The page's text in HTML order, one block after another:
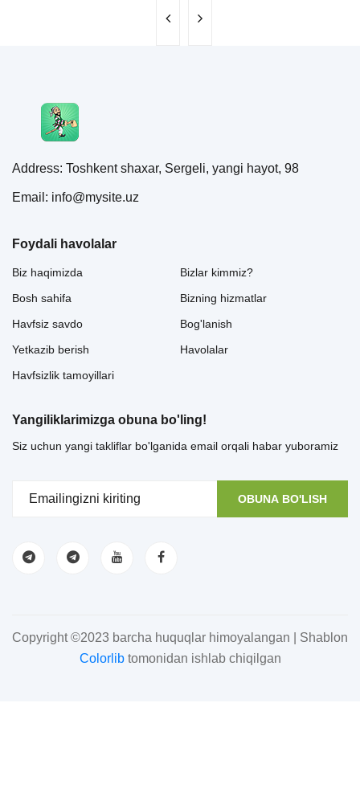
Address: Toshkent shaxar, Sergeli, yangi hayot, 98
Email: info@mysite.uz
Foydali havolalar
Biz haqimizda
Bosh sahifa
Havfsiz savdo
Yetkazib berish
Havfsizlik tamoyillari
Bizlar kimmiz?
Bizning hizmatlar
Bog'lanish
Havolalar
Yangiliklarimizga obuna bo'ling!
Siz uchun yangi takliflar bo'lganida email orqali habar yuboramiz
OBUNA BO'LISH
Copyright ©2023 barcha huquqlar himoyalangan | Shablon
Colorlibtomonidan ishlab chiqilgan